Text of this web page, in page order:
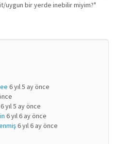
uygun bir yerde inebilir miyim?"
6 yıl 5 ay önce
6 yıl 5 ay önce
6 yıl 6 ay önce
6 yıl 6 ay önce